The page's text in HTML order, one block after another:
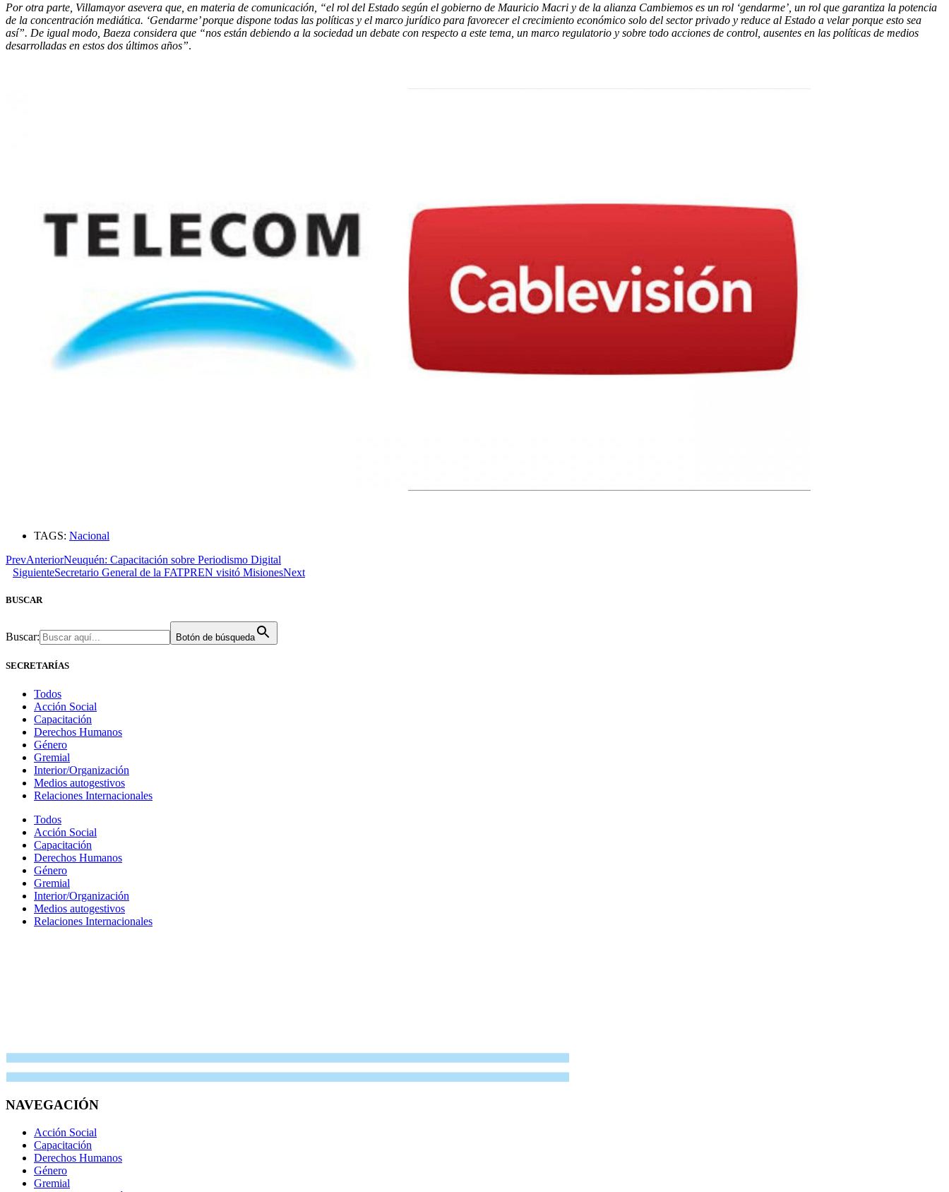
Por otra parte, Villamayor asevera que, en materia de comunicación, “el rol del Estado según el gobierno de Mauricio Macri y de la alianza Cambiemos es un rol ‘gendarme’, un rol que garantiza la potencia
de la concentración mediática. ‘Gendarme’ porque dispone todas las políticas y el marco jurídico para favorecer el crecimiento económico solo del sector privado y reduce al Estado a velar porque esto sea
así”. De igual modo, Baeza considera que “nos están debiendo a la sociedad un debate con respecto a este tema, un marco regulatorio y sobre todo acciones de control, ausentes en las políticas de medios
desarrolladas en estos dos últimos años”.
TAGS: Nacional
PrevAnteriorNeuquén: Capacitación sobre Periodismo Digital
SiguienteSecretario General de la FATPREN visitó MisionesNext
BUSCAR
Buscar: Botón de búsqueda
SECRETARÍAS
Todos
Acción Social
Capacitación
Derechos Humanos
Género
Gremial
Interior/Organización
Medios autogestivos
Relaciones Internacionales
Todos
Acción Social
Capacitación
Derechos Humanos
Género
Gremial
Interior/Organización
Medios autogestivos
Relaciones Internacionales
NAVEGACIÓN
Acción Social
Capacitación
Derechos Humanos
Género
Gremial